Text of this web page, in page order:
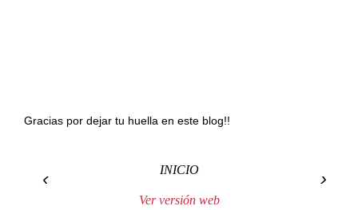
Gracias por dejar tu huella en este blog!!
‹ ›
INICIO
Ver versión web